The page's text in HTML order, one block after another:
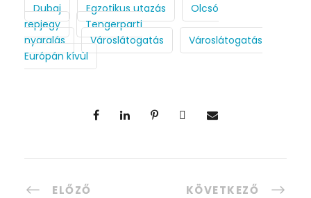
Dubaj Egzotikus utazás
Olcsó
repjegy
Tengerparti
nyaralás
Városlátogatás
Városlátogatás
Európán kívül
ELŐZŐ KÖVETKEZŐ